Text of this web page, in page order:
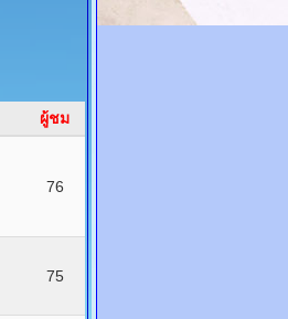
ผู้ชม
76
75